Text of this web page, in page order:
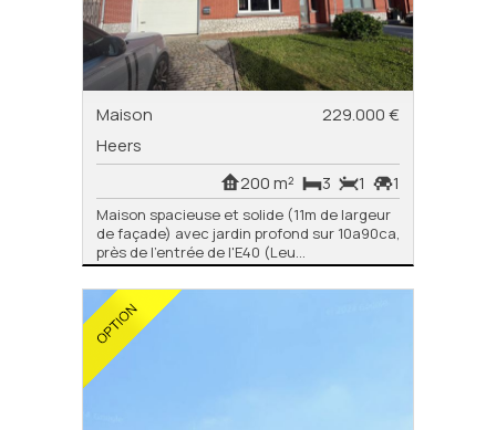
Maison
229.000 €
Heers
1
1
3
200 m²
Maison spacieuse et solide (11m de largeur
de façade) avec jardin profond sur 10a90ca,
près de l'entrée de l'E40 (Leu...